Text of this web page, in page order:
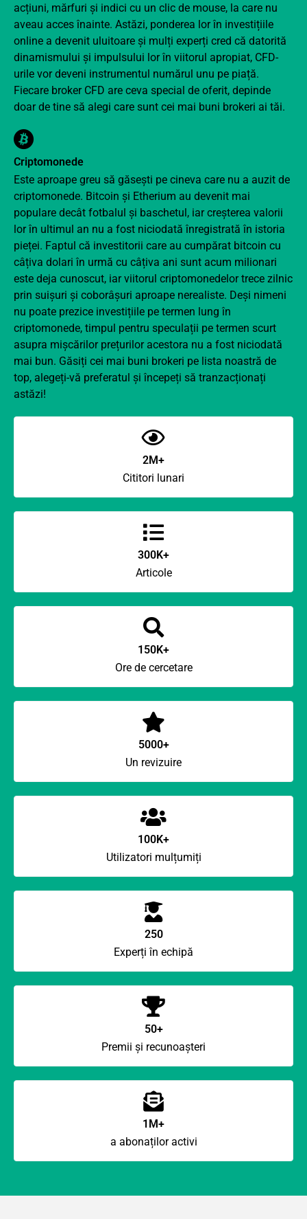
acțiuni, mărfuri și indici cu un clic de mouse, la care nu
aveau acces înainte. Astăzi, ponderea lor în investițiile
online a devenit uluitoare și mulți experți cred că datorită
dinamismului și impulsului lor în viitorul apropiat, CFD-
urile vor deveni instrumentul numărul unu pe piață.
Fiecare broker CFD are ceva special de oferit, depinde
doar de tine să alegi care sunt cei mai buni brokeri ai tăi.
Criptomonede
Este aproape greu să găsești pe cineva care nu a auzit de
criptomonede. Bitcoin și Etherium au devenit mai
populare decât fotbalul și baschetul, iar creșterea valorii
lor în ultimul an nu a fost niciodată înregistrată în istoria
pieței. Faptul că investitorii care au cumpărat bitcoin cu
câțiva dolari în urmă cu câțiva ani sunt acum milionari
este deja cunoscut, iar viitorul criptomonedelor trece zilnic
prin suișuri și coborâșuri aproape nerealiste. Deși nimeni
nu poate prezice investițiile pe termen lung în
criptomonede, timpul pentru speculații pe termen scurt
asupra mișcărilor prețurilor acestora nu a fost niciodată
mai bun. Găsiți cei mai buni brokeri pe lista noastră de
top, alegeți-vă preferatul și începeți să tranzacționați
astăzi!
2M+
Cititori lunari
300K+
Articole
150K+
Ore de cercetare
5000+
Un revizuire
100K+
Utilizatori mulțumiți
250
Experți în echipă
50+
Premii și recunoașteri
1M+
a abonaților activi